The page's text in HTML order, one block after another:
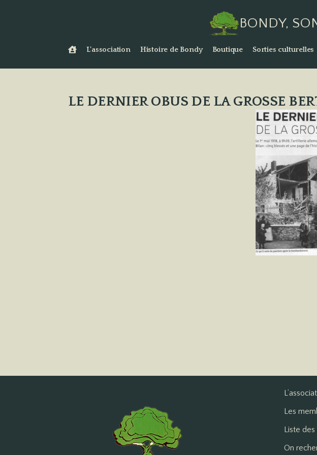
BONDY,
L’association Histoire de Bondy Boutique Sorties culturelles
LE DERNIER OBUS DE LA GROSSE
Les
Liste des
On